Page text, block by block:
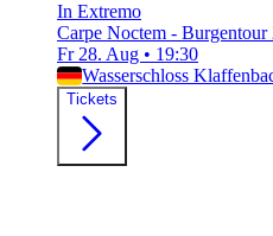
In Extremo
Carpe Noctem - Burgentour
Fr 28. Aug • 19:30
Wasserschloss
Tickets